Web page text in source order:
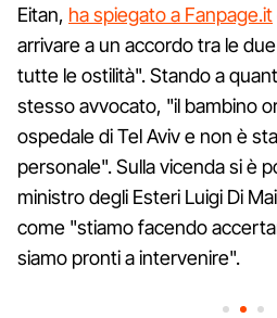
Eitan, ha spiegato a Fanpage.it
arrivare a un accordo tra le
tutte le ostilità". Stando a
stesso avvocato, "il bambino
ospedale di Tel Aviv e non è
personale". Sulla vicenda si è
ministro degli Esteri Luigi Di
come "stiamo facendo
siamo pronti a intervenire".